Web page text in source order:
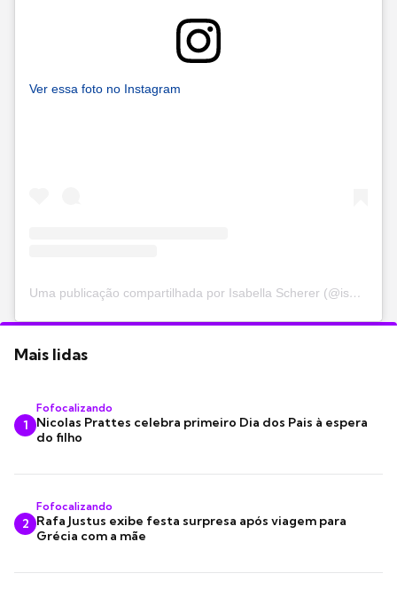
Ver essa foto no Instagram
Uma publicação compartilhada por Isabella Scherer (@isascherer)
Mais lidas
1
Fofocalizando
Nicolas Prattes celebra primeiro Dia dos Pais à espera
do filho
2
Fofocalizando
Rafa Justus exibe festa surpresa após viagem para
Grécia com a mãe